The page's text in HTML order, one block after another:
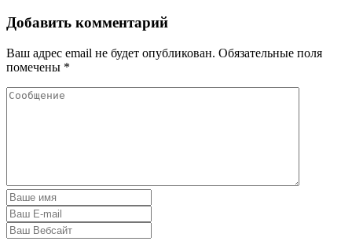
Добавить комментарий
Ваш адрес email не будет опубликован. Обязательные поля
помечены *